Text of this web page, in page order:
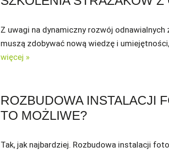
Z uwagi na dynamiczny rozwój
muszą zdobywać nową wiedzę i
więcej »
ROZBUDOWA INSTALACJI
TO MOŻLIWE?
Tak, jak najbardziej. Rozbudowa instalacji